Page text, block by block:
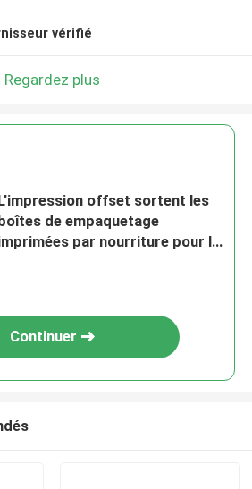
vérifié
Regardez plus
offset sortent les
de empaquetage
par nourriture pour la
Continuer